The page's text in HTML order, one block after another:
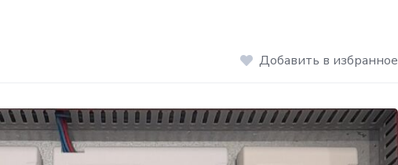
Добавить в избранное